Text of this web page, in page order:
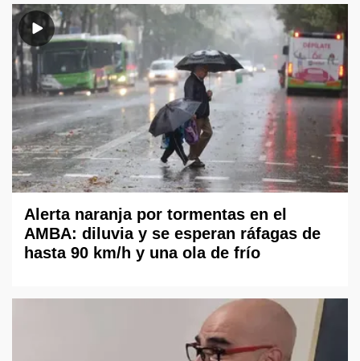
Alerta naranja por tormentas en el
AMBA: diluvia y se esperan ráfagas de
hasta 90 km/h y una ola de frío